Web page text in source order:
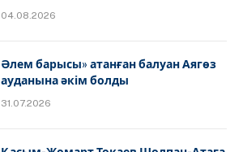
04.08.2026
Әлем барысы» атанған балуан Аягөз
ауданына әкім болды
31.07.2026